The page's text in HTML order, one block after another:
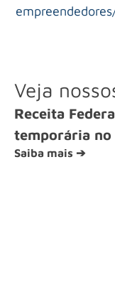
Veja
Receita
temporária no
Saiba mais ➔